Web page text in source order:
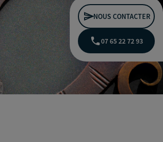
NOUS CONTACTER
07 65 22 72 93